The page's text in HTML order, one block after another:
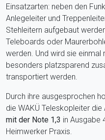
Einsatzarten: neben den
Anlegeleiter und
Stehleitern aufgebaut
Teleboards oder
werden. Und wird sie einmal
besonders platzsparend
transportiert werden.
Durch ihre ausgesprochen
die WAKÜ Teleskopleiter die
mit der Note 1,3 in Ausgabe
Heimwerker Praxis.